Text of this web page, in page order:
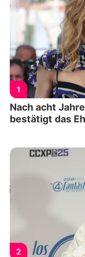
1
Nach acht
bestätigt das
2